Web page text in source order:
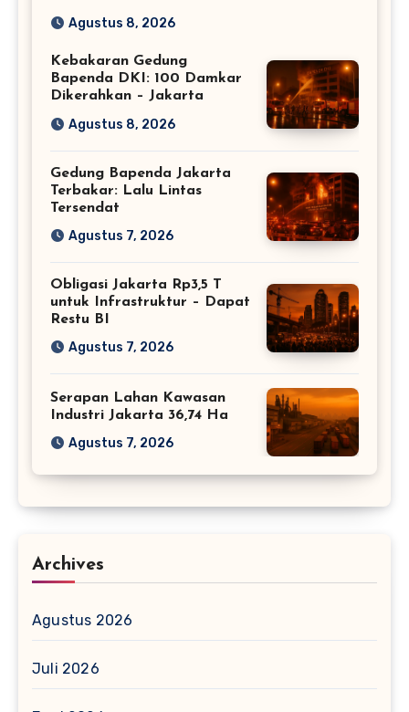
– Jakarta
Agustus 8, 2026
Kebakaran Gedung
Bapenda DKI: 100 Damkar
Dikerahkan – Jakarta
Agustus 8, 2026
Gedung Bapenda Jakarta
Terbakar: Lalu Lintas
Tersendat
Agustus 7, 2026
Obligasi Jakarta Rp3,5 T
untuk Infrastruktur – Dapat
Restu BI
Agustus 7, 2026
Serapan Lahan Kawasan
Industri Jakarta 36,74 Ha
Agustus 7, 2026
Archives
Agustus 2026
Juli 2026